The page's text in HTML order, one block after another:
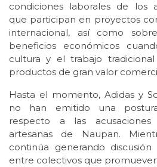
condiciones laborales de los
que participan en proyectos
internacional, así como
beneficios económicos
cultura y el trabajo
productos de gran valor
Hasta el momento, Adidas y
no han emitido una
respecto a las
artesanas de Naupan.
continúa generando
entre colectivos que